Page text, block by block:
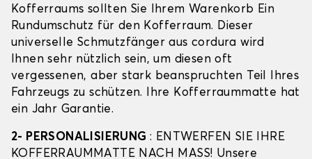
Kofferraums sollten Sie Ihrem Warenkorb Ein
Rundumschutz für den Kofferraum. Dieser
universelle Schmutzfänger aus cordura wird
Ihnen sehr nützlich sein, um diesen oft
vergessenen, aber stark beanspruchten Teil Ihres
Fahrzeugs zu schützen. Ihre Kofferraummatte hat
ein Jahr Garantie.
2- PERSONALISIERUNG : ENTWERFEN SIE IHRE
KOFFERRAUMMATTE NACH MASS! Unsere